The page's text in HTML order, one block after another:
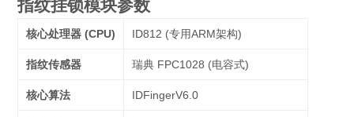
指纹挂锁模块参数
核心处理器 (CPU) ID812 (专用ARM架构)
指纹传感器 瑞典 FPC1028 (电容式)
核心算法 IDFingerV6.0